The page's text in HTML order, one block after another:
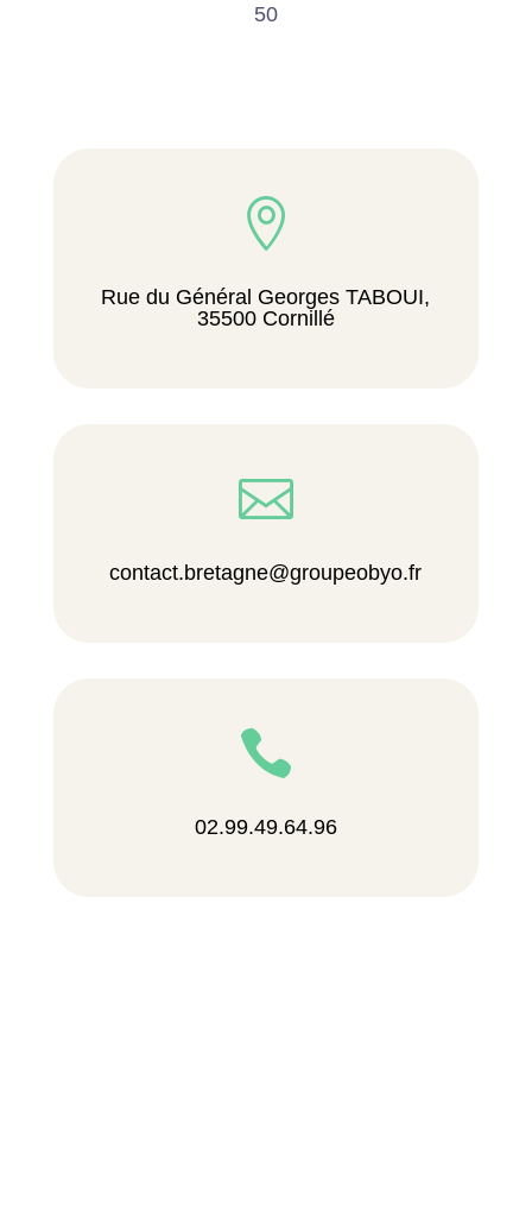
50

Rue du Général Georges TABOUI,
35500 Cornillé

contact.bretagne@groupeobyo.fr

02.99.49.64.96